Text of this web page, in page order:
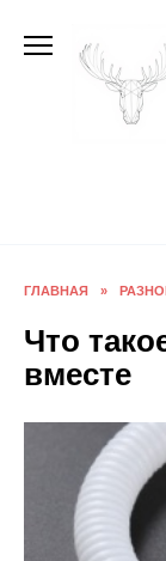
содержанию
ГЛАВНАЯ »
Что
вместе